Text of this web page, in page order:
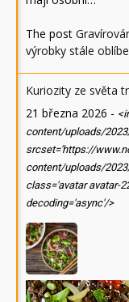
The post
výrobky stále
Kuriozity ze světa
21 března 2026 -
content/uploads/
srcset='https://
content/uploads/
class='avatar avatar-
decoding='async'/>